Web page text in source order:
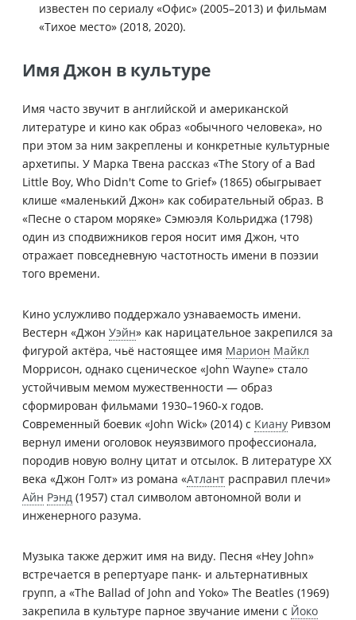
известен по сериалу «Офис» (2005–2013) и фильмам
«Тихое место» (2018, 2020).
Имя Джон в культуре
Имя часто звучит в английской и американской
литературе и кино как образ «обычного человека», но
при этом за ним закреплены и конкретные культурные
архетипы. У Марка Твена рассказ «The Story of a Bad
Little Boy, Who Didn't Come to Grief» (1865) обыгрывает
клише «маленький Джон» как собирательный образ. В
«Песне о старом моряке» Сэмюэля Кольриджа (1798)
один из сподвижников героя носит имя Джон, что
отражает повседневную частотность имени в поэзии
того времени.
Кино услужливо поддержало узнаваемость имени.
Вестерн «Джон Уэйн» как нарицательное закрепился за
фигурой актёра, чьё настоящее имя Марион Майкл
Моррисон, однако сценическое «John Wayne» стало
устойчивым мемом мужественности — образ
сформирован фильмами 1930–1960-х годов.
Современный боевик «John Wick» (2014) с Киану Ривзом
вернул имени оголовок неуязвимого профессионала,
породив новую волну цитат и отсылок. В литературе XX
века «Джон Голт» из романа «Атлант расправил плечи»
Айн Рэнд (1957) стал символом автономной воли и
инженерного разума.
Музыка также держит имя на виду. Песня «Hey John»
встречается в репертуаре панк- и альтернативных
групп, а «The Ballad of John and Yoko» The Beatles (1969)
закрепила в культуре парное звучание имени с Йоко